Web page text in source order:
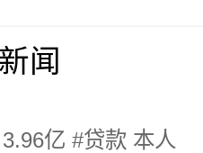
闻
亿 #贷款 本人